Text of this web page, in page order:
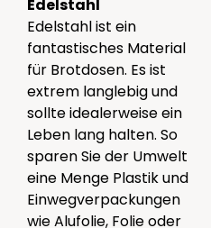
Edelstahl
Edelstahl ist ein
fantastisches Material
für Brotdosen. Es ist
extrem langlebig und
sollte idealerweise ein
Leben lang halten. So
sparen Sie der Umwelt
eine Menge Plastik und
Einwegverpackungen
wie Alufolie, Folie oder